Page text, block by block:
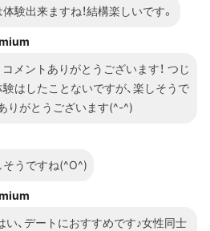
ださい♪（西村）
験出来ますね！結構楽しいです。
メントありがとうございます！ つじ
験はしたことないですが、楽しそうで
りがとうございます(^-^)
そうですね(^O^)
い、デートにおすすめです♪女性同士